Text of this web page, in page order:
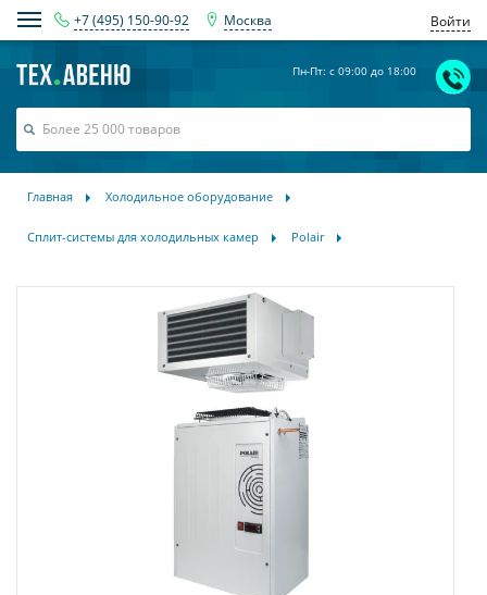
+7 (495) 150-90-92 Москва Войти
Пн-Пт: с 09:00 до 18:00
Главная Холодильное оборудование
Сплит-системы для холодильных камер Polair